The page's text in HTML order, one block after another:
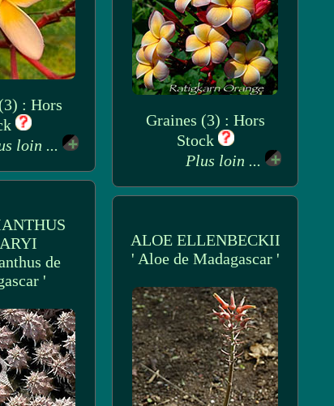
: Hors
loin ...
Graines (3) : Hors
Stock
Plus loin ...
de
'
ALOE ELLENBECKII
' Aloe de Madagascar '